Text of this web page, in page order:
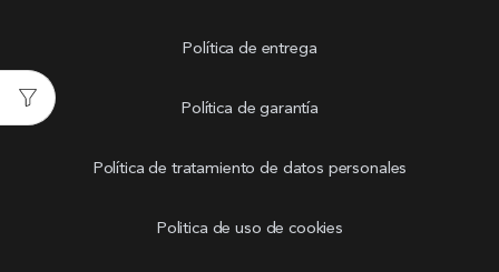
Política de entrega
Política de garantía
Política de tratamiento de datos personales
Politica de uso de cookies